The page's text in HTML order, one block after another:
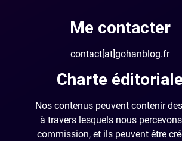
Me contacter
contact[at]gohanblog.fr
Charte éditoriale
Nos contenus peuvent contenir
à travers lesquels nous
commission, et ils peuvent être